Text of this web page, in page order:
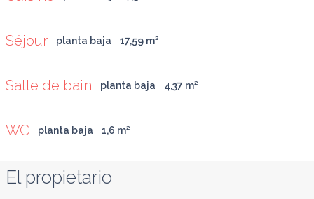
Séjour planta baja 17,59 m²
Salle de bain planta baja 4,37 m²
WC planta baja 1,6 m²
El propietario